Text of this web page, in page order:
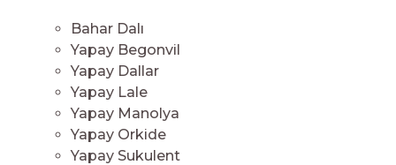
Bahar Dalı
Yapay Begonvil
Yapay Dallar
Yapay Lale
Yapay Manolya
Yapay Orkide
Yapay Sukulent